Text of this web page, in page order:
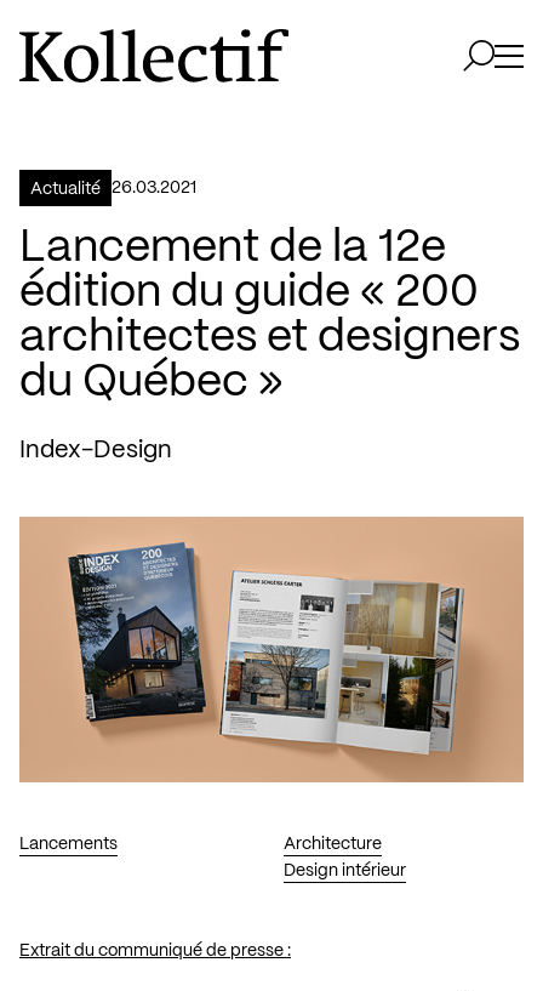
Aller à la page d'accueil
Logo Kollectif
Actualité 26.03.2021
Lancement de la 12e
édition du guide « 200
architectes et designers
du Québec »
Index-Design
Lancements
Architecture
Design intérieur
Extrait du communiqué de presse :